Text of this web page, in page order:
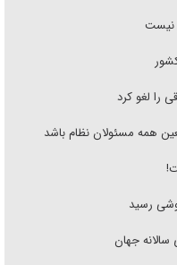
نیست
را لغو کرد
همه مسئولان نظام باشد
رسید
جهان